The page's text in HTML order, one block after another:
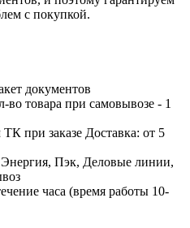
с покупкой.
документов
товара при самовывозе - 1
при заказе Доставка: от 5
Энергия, Пэк, Деловые линии,
часа (время работы 10-